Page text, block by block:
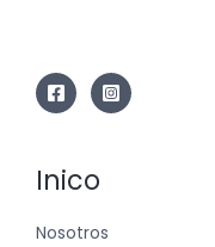
Inico
Nosotros